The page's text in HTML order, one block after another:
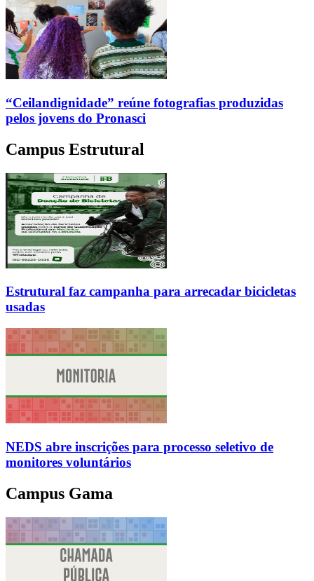
“Ceilandignidade” reúne fotografias produzidas
pelos jovens do Pronasci
Campus Estrutural
Estrutural faz campanha para arrecadar bicicletas
usadas
NEDS abre inscrições para processo seletivo de
monitores voluntários
Campus Gama